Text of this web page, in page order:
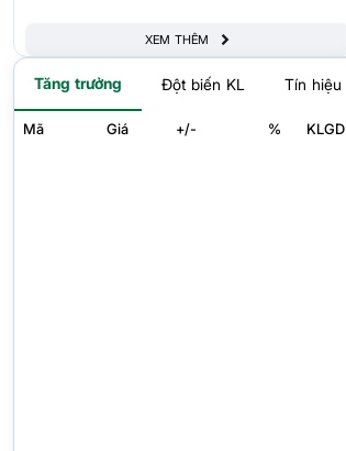
XEM THÊM
Tăng trưởng Đột biến KL Tín hiệu
Mã Giá +/- % KLGD